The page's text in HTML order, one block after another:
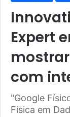
Expert
com
"Google
Física em